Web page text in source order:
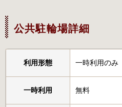
公共駐輪場詳細
利用形態 一時利用のみ
一時利用 無料